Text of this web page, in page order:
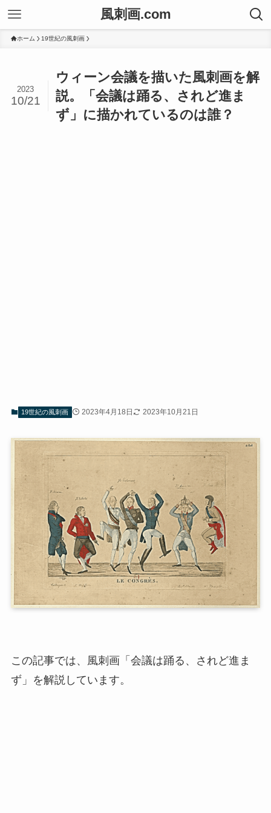
風刺画.com
ホーム 19世紀の風刺画
ウィーン会議を描いた風刺画を解
説。「会議は踊る、されど進ま
ず」に描かれているのは誰？
2023
10/21
19世紀の風刺画 2023年4月18日 2023年10月21日
この記事では、風刺画「会議は踊る、されど進ま
ず」を解説しています。